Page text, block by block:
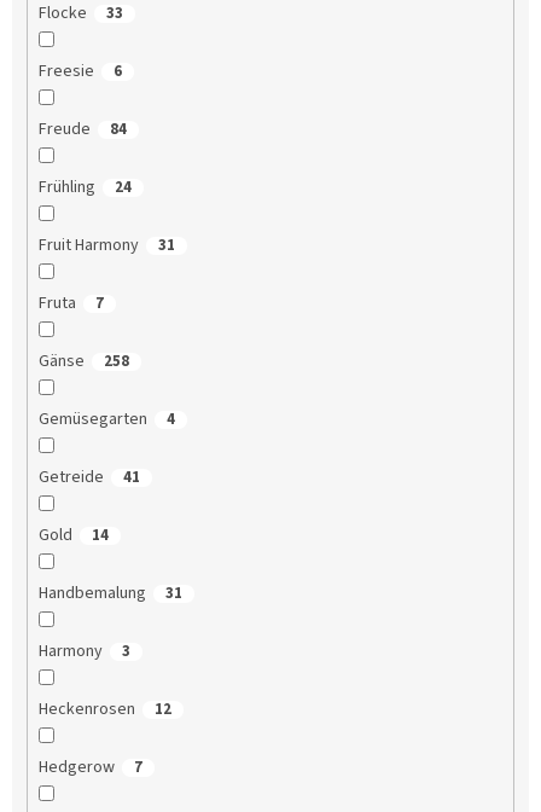
Flocke 33
Freesie 6
Freude 84
Frühling 24
Fruit Harmony 31
Fruta 7
Gänse 258
Gemüsegarten 4
Getreide 41
Gold 14
Handbemalung 31
Harmony 3
Heckenrosen 12
Hedgerow 7